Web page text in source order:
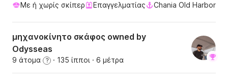
Με ή χωρίς σκίπερ Επαγγελματίας Chania Old Harbor
μηχανοκίνητο σκάφος owned by
Odysseas
9 άτομα ? · 135 ίπποι · 6 μέτρα